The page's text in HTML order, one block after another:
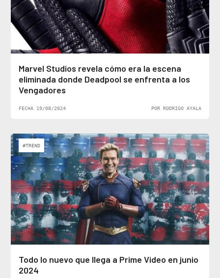
Marvel Studios revela cómo era la escena
eliminada donde Deadpool se enfrenta a los
Vengadores
FECHA 19/08/2024 POR RODRIGO AYALA
#TREND
Todo lo nuevo que llega a Prime Video en junio
2024